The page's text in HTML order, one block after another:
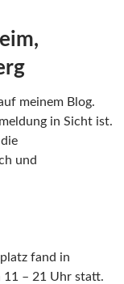
meinem Blog.
in Sicht ist.
und
fand in
11 – 21 Uhr statt.